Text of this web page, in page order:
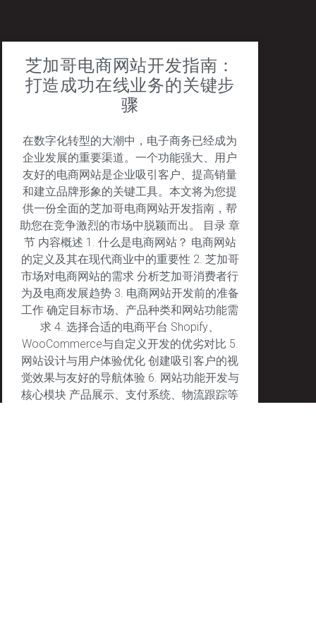
芝加哥电商网站开发指南：
打造成功在线业务的关键步
骤
在数字化转型的大潮中，电子商务已经成为
企业发展的重要渠道。一个功能强大、用户
友好的电商网站是企业吸引客户、提高销量
和建立品牌形象的关键工具。本文将为您提
供一份全面的芝加哥电商网站开发指南，帮
助您在竞争激烈的市场中脱颖而出。 目录 章
节 内容概述 1. 什么是电商网站？ 电商网站
的定义及其在现代商业中的重要性 2. 芝加哥
市场对电商网站的需求 分析芝加哥消费者行
为及电商发展趋势 3. 电商网站开发前的准备
工作 确定目标市场、产品种类和网站功能需
求 4. 选择合适的电商平台 Shopify、
WooCommerce与自定义开发的优劣对比 5.
网站设计与用户体验优化 创建吸引客户的视
觉效果与友好的导航体验 6. 网站功能开发与
核心模块 产品展示、支付系统、物流跟踪等